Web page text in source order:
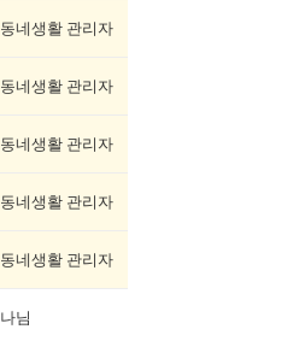
동네생활 관리자
동네생활 관리자
동네생활 관리자
동네생활 관리자
동네생활 관리자
나님